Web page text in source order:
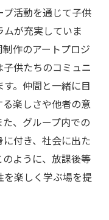
活動を通じて子供
が充実していま
作のアートプロジ
供たちのコミュニ
。仲間と一緒に目
楽しさや他者の意
、グループ内での
付き、社会に出た
ように、放課後等
楽しく学ぶ場を提